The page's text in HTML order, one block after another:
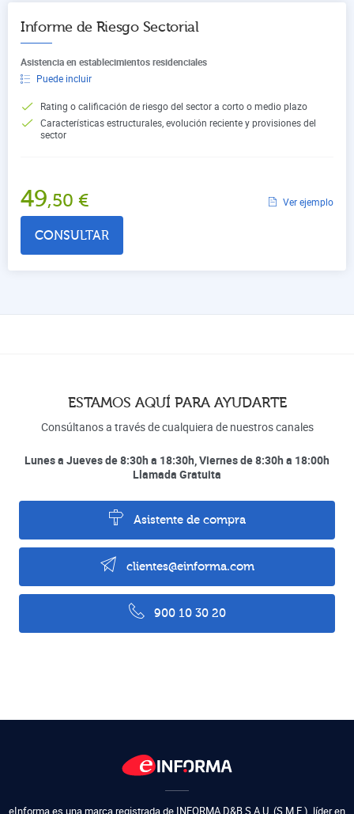
Informe de Riesgo Sectorial
Asistencia en establecimientos residenciales
Puede incluir
Rating o calificación de riesgo del sector a corto o medio plazo
Características estructurales, evolución reciente y provisiones del
sector
49,50 € Ver ejemplo
CONSULTAR
ESTAMOS AQUÍ PARA AYUDARTE
Consúltanos a través de cualquiera de nuestros canales
Lunes a Jueves de 8:30h a 18:30h, Viernes de 8:30h a 18:00h
Llamada Gratuita
Asistente de compra
clientes@einforma.com
900 10 30 20
eInforma es una marca registrada de INFORMA D&B S.A.U. (S.M.E.) líder en